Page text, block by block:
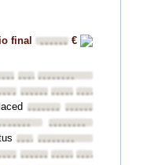
final •••••• €
••••••••••••••••
••••••••••••••••••••••••
••••••••••••••••
••••••••
••••••••••••••••
••••••••••••••••••••••••